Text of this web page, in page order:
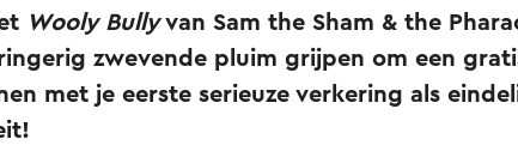
Wooly Bully van Sam the Sham & the
zwevende pluim grijpen om een
met je eerste serieuze verkering als